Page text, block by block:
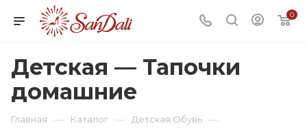
0
Детская — Тапочки
домашние
Главная — Каталог — Детская Обувь —